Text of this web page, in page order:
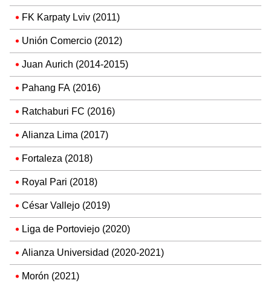
FK Karpaty Lviv (2011)
Unión Comercio (2012)
Juan Aurich (2014-2015)
Pahang FA (2016)
Ratchaburi FC (2016)
Alianza Lima (2017)
Fortaleza (2018)
Royal Pari (2018)
César Vallejo (2019)
Liga de Portoviejo (2020)
Alianza Universidad (2020-2021)
Morón (2021)